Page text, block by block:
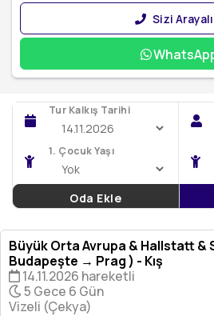
Sizi
Tur Kalkış Tarihi
1. Çocuk Yaşı
Oda Ekle
Büyük Orta Avrupa & Hallstatt &
Budapeşte → Prag ) - Kış
14.11.2026 hareketli
5 Gece 6 Gün
Vizeli (Çekya)